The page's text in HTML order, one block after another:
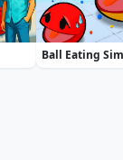
Ball Eating